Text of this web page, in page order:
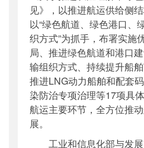
见》，以推进航运供给侧
以“绿色航道、绿色港口、
织方式”为抓手，布署实施
局、推进绿色航道和港口
输组织方式、持续提升船
推进LNG动力船舶和配套
染防治专项治理等17项具
航运主要环节，全方位推
展。
工业和信息化部与发